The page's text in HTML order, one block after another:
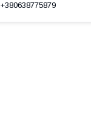
+380638775879